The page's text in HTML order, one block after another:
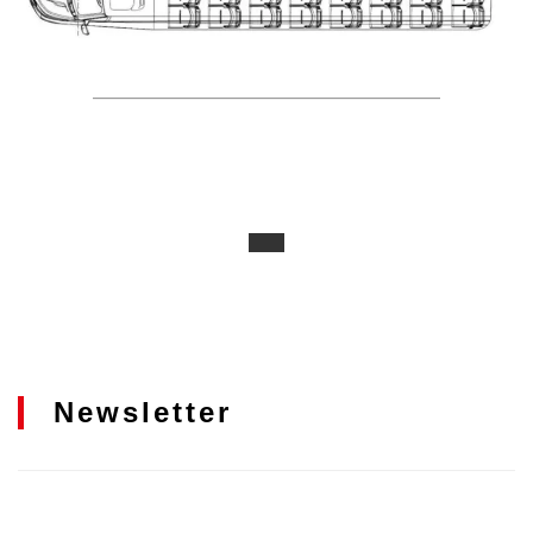
Newsletter